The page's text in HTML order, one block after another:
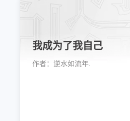
我成为了我自己
作者： 逆水如流年.